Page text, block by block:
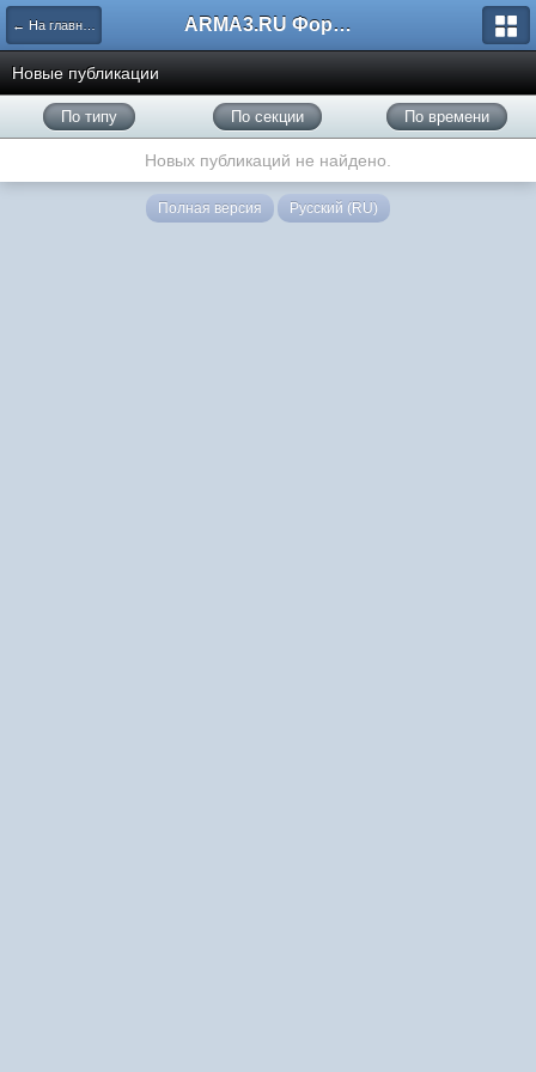
← На главную ARMA3.RU Форум
Новые публикации
По типу По секции По времени
Новых публикаций не найдено.
Полная версия Русский (RU)